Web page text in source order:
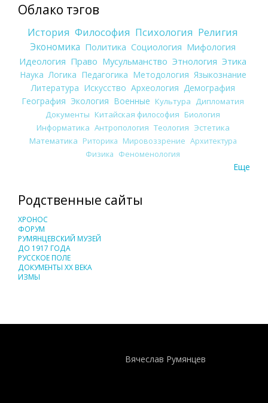
Облако тэгов
История Философия Психология Религия
Экономика Политика Социология Мифология
Идеология Право Мусульманство Этнология Этика
Наука Логика Педагогика Методология Языкознание
Литература Искусство Археология Демография
География Экология Военные Культура
Дипломатия
Документы Китайская философия Биология
Информатика Антропология Теология Эстетика
Математика Риторика Мировоззрение Архитектура
Физика Феноменология
Еще
Родственные сайты
ХРОНОС
ФОРУМ
РУМЯНЦЕВСКИЙ МУЗЕЙ
ДО 1917 ГОДА
РУССКОЕ ПОЛЕ
ДОКУМЕНТЫ XX ВЕКА
ИЗМЫ
Вячеслав Румянцев